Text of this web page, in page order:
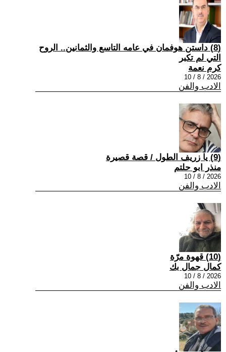
(8) داستن هوفمان في عامه التاسع والثمانين.. الروح
التي لم تكبر
كرم نعمة
2026 / 8 / 10
الادب والفن
(9) يا زريف الطول / قصة قصيرة
منذر ابو حلتم
2026 / 8 / 10
الادب والفن
(10) قهوة مرّة
كمال جمال بك
2026 / 8 / 10
الادب والفن